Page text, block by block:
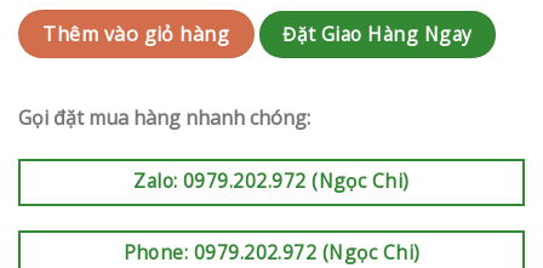
Thêm vào giỏ hàng Đặt Giao Hàng Ngay
Gọi đặt mua hàng nhanh chóng:
Zalo: 0979.202.972 (Ngọc Chi)
Phone: 0979.202.972 (Ngọc Chi)